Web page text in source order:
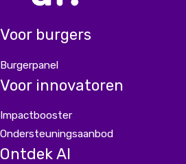
Voor burgers
Burgerpanel
Voor innovatoren
Impactbooster
Ondersteuningsaanbod
Ontdek AI